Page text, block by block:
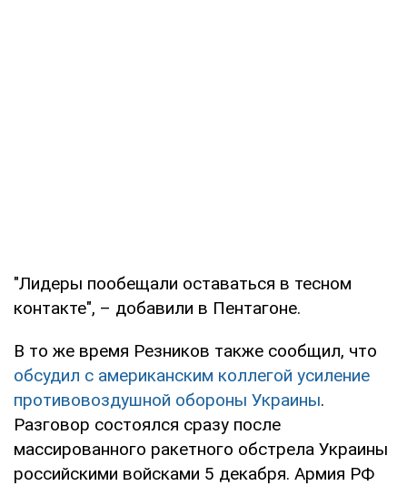
"Лидеры пообещали оставаться в тесном
контакте", – добавили в Пентагоне.
В то же время Резников также сообщил, что
обсудил с американским коллегой усиление
противовоздушной обороны Украины.
Разговор состоялся сразу после
массированного ракетного обстрела Украины
российскими войсками 5 декабря. Армия РФ